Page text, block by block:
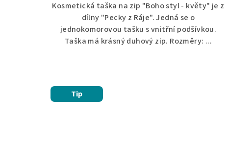
Kosmetická taška na zip "Boho styl - květy" je z
dílny "Pecky z Ráje". Jedná se o
jednokomorovou tašku s vnitřní podšívkou.
Taška má krásný duhový zip. Rozměry: ...
Tip